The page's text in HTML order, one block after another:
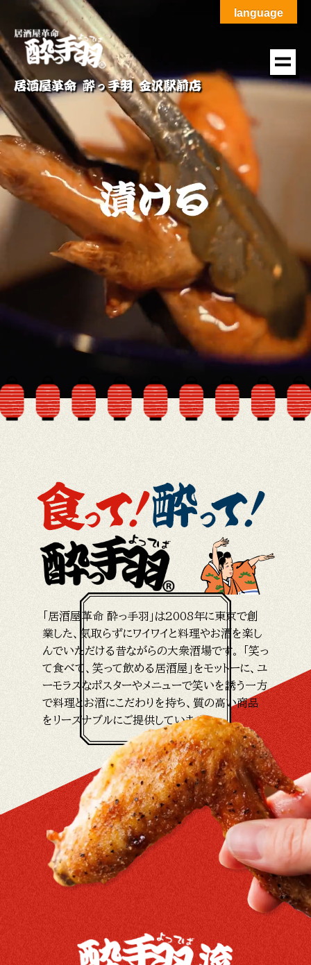
居酒屋革命 酔っ手羽 金沢駅前店
「居酒屋革命 酔っ手羽」は2008年に東京で創
業した、気取らずにワイワイと料理やお酒を楽し
んでいただける昔ながらの大衆酒場です。 「笑っ
て食べて、笑って飲める居酒屋」をモットーに、ユ
ーモラスなポスターやメニューで笑いを誘う一方
で料理とお酒にこだわりを持ち、質の高い商品
をリーズナブルにご提供しています。
language